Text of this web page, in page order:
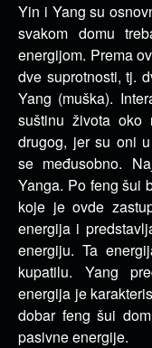
Yin i Yang su
svakom domu
energijom. Prema
dve suprotnosti, tj.
Yang (muška).
suštinu života
drugog, jer su oni
se međusobno.
Yanga. Po feng šui
koje je ovde
energija i
energiju. Ta
kupatilu. Yang
energija je
dobar feng šui
pasivne energije.